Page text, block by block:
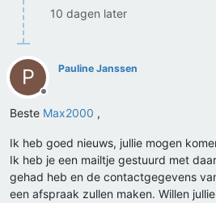
10 dagen later
P
Offline
Pauline Janssen
Beste Max2000 ,
Ik heb goed nieuws, jullie mogen
Ik heb je een mailtje gestuurd met
gehad heb en de contactgegevens
een afspraak zullen maken. Willen